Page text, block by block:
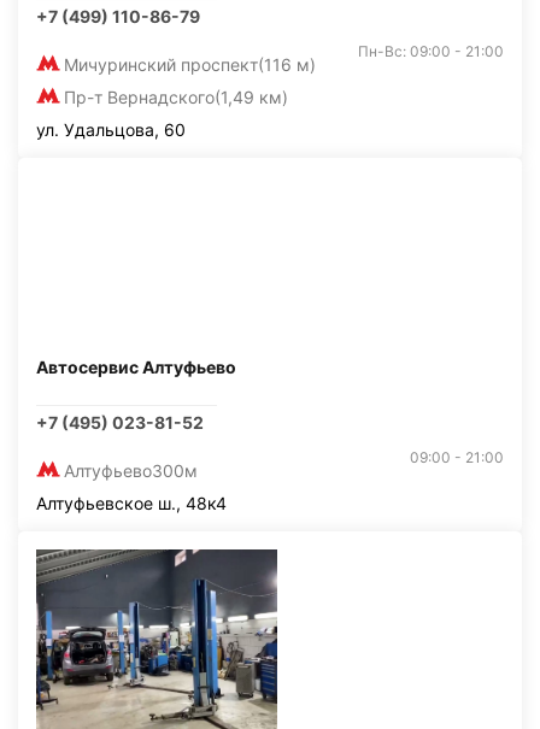
+7 (499) 110-86-79
Мичуринский проспект(116 м)
Пр-т Вернадского(1,49 км)
Пн-Вс: 09:00 - 21:00
ул. Удальцова, 60
Автосервис Алтуфьево
+7 (495) 023-81-52
Алтуфьево300м
09:00 - 21:00
Алтуфьевское ш., 48к4